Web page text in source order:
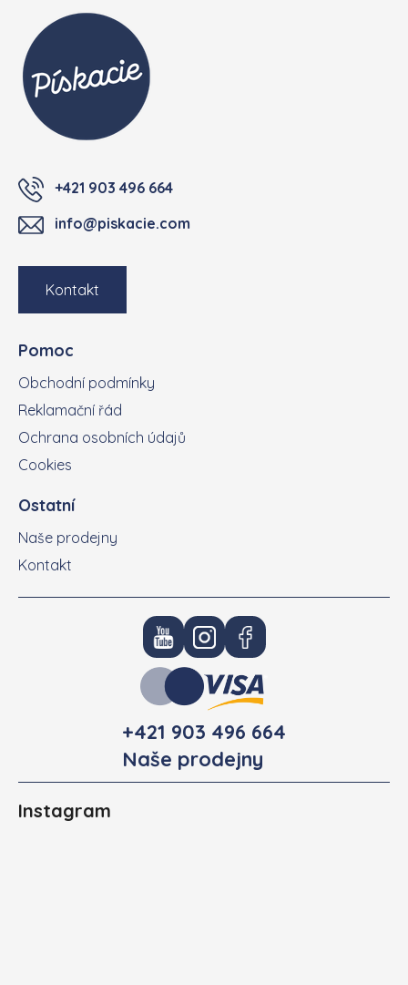
+421 903 496 664
info@piskacie.com
Kontakt
Pomoc
Obchodní podmínky
Reklamační řád
Ochrana osobních údajů
Cookies
Ostatní
Naše prodejny
Kontakt
+421 903 496 664
Naše prodejny
Instagram